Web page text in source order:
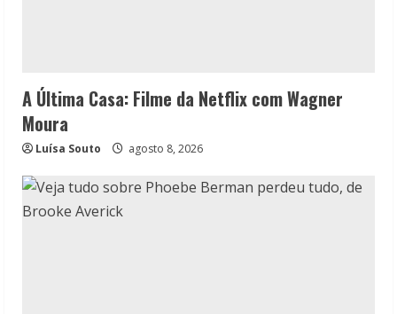
A Última Casa: Filme da Netflix com Wagner
Moura
Luísa Souto agosto 8, 2026